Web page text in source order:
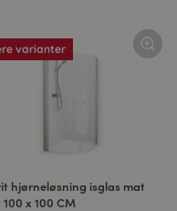
varianter
hjørneløsning isglas mat
x 100 CM